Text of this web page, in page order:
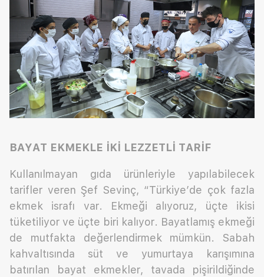
BAYAT EKMEKLE İKİ LEZZETLİ TARİF
Kullanılmayan gıda ürünleriyle yapılabilecek
tarifler veren Şef Sevinç, “Türkiye’de çok fazla
ekmek israfı var. Ekmeği alıyoruz, üçte ikisi
tüketiliyor ve üçte biri kalıyor. Bayatlamış ekmeği
de mutfakta değerlendirmek mümkün. Sabah
kahvaltısında süt ve yumurtaya karışımına
batırılan bayat ekmekler, tavada pişirildiğinde